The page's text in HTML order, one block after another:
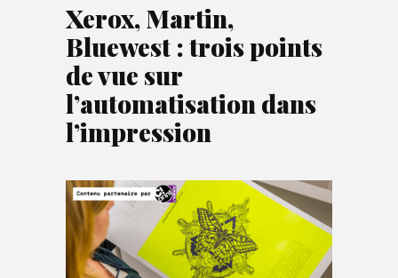
Xerox, Martin,
Bluewest : trois points
de vue sur
l’automatisation dans
l’impression